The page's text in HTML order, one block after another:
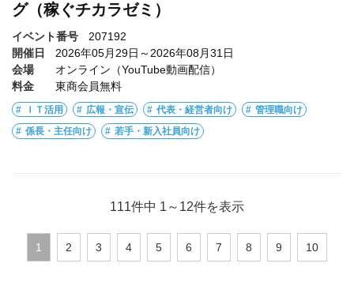
グ（稼ぐチカラゼミ）
イベント番号
207192
開催日
2026年05月29日～2026年08月31日
会場
オンライン（YouTube動画配信）
料金
東商会員無料
ＩＴ活用 広報・宣伝 代表・経営者向け 管理職向け
係長・主任向け 若手・新入社員向け
111件中 1 ～ 12件を表示
1 2 3 4 5 6 7 8 9 10